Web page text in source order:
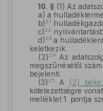
10. § (1) Az
a) a
b) 21
c) 22
d) 23a
keletkezik.
(2) 24Az
megszűnésétől
bejelenti.
(3) 25A (2)
kötelezettségre
melléklet 1. pontja